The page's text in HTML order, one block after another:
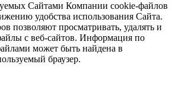
Сайтами Компании cookie-файлов
удобства использования Сайта.
позволяют просматривать, удалять и
c веб-сайтов. Информация по
может быть найдена в
браузер.